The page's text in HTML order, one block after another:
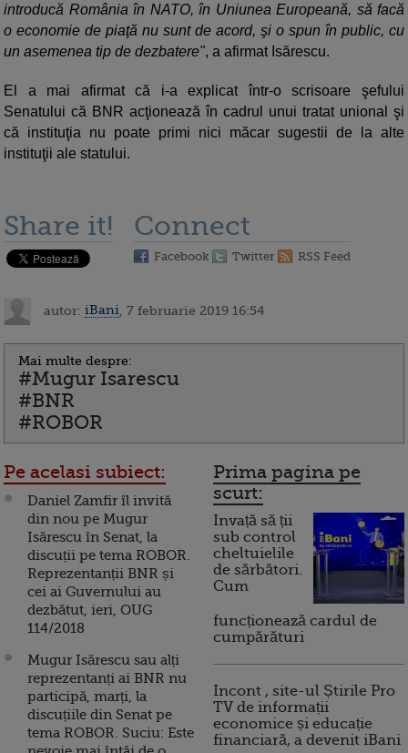
introducă România în NATO, în Uniunea Europeană, să facă
o economie de piaţă nu sunt de acord, şi o spun în public, cu
un asemenea tip de dezbatere", a afirmat Isărescu.
El a mai afirmat că i-a explicat într-o scrisoare şefului
Senatului că BNR acţionează în cadrul unui tratat unional şi
că instituţia nu poate primi nici măcar sugestii de la alte
instituţii ale statului.
Share it! Connect
Facebook Twitter RSS Feed
autor: iBani , 7 februarie 2019 16:54
Mai multe despre:
#Mugur Isarescu
#BNR
#ROBOR
Pe acelasi subiect:
Daniel Zamfir îl invită
din nou pe Mugur
Isărescu în Senat, la
discuții pe tema ROBOR.
Reprezentanții BNR și
cei ai Guvernului au
dezbătut, ieri, OUG
114/2018
Mugur Isărescu sau alți
reprezentanți ai BNR nu
participă, marți, la
discuțiile din Senat pe
tema ROBOR. Suciu: Este
Prima pagina pe
scurt:
Invață să ții
sub control
cheltuielile
de sărbători.
Cum
funcționează cardul de
cumpărături
Incont , site-ul Știrile Pro
TV de informații
economice și educație
financiară, a devenit iBani